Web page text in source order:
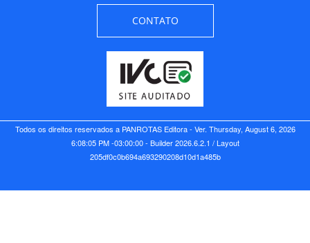
CONTATO
Todos os direitos reservados a PANROTAS Editora - Ver. Thursday, August 6, 2026
6:08:05 PM -03:00:00 - Builder 2026.6.2.1 / Layout
205df0c0b694a693290208d10d1a485b